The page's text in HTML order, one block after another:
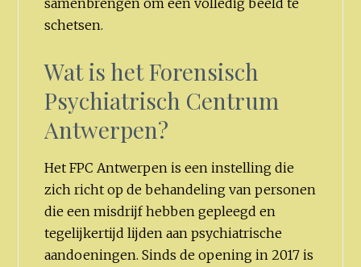
schetsen.
Wat is het Forensisch
Psychiatrisch Centrum
Antwerpen?
Het FPC Antwerpen is een instelling die
zich richt op de behandeling van personen
die een misdrijf hebben gepleegd en
tegelijkertijd lijden aan psychiatrische
aandoeningen. Sinds de opening in 2017 is